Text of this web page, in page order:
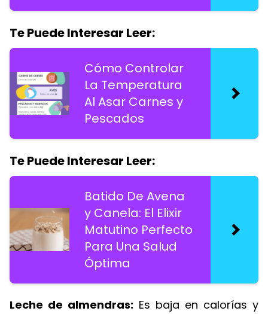
Te Puede Interesar Leer:
Cómo Controlar
La Temperatura
Al Asar Carnes y
Pescados
Te Puede Interesar Leer:
Batido De Avena
y Canela: El Elixir
Matutino Perfecto
Para Una Salud
Óptima
Leche de almendras: Es baja en calorías y